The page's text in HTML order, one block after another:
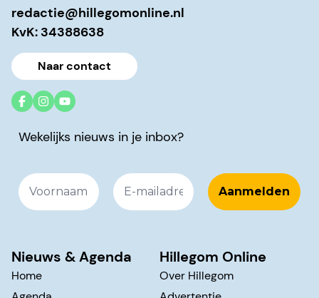
redactie@hillegomonline.nl
KvK: 34388638
Naar contact
Wekelijks nieuws in je inbox?
Nieuws & Agenda
Home
Hillegom Online
Over Hillegom